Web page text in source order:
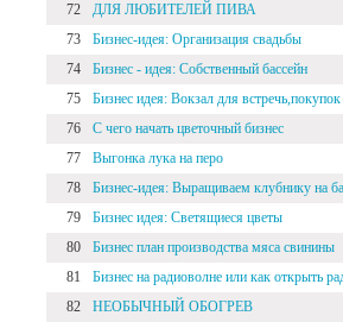
72
ДЛЯ ЛЮБИТЕЛЕЙ ПИВА
73
Бизнес-идея: Организация свадьбы
74
Бизнес - идея: Собственный бассейн
75
Бизнес идея: Вокзал для
76
С чего начать цветочный бизнес
77
Выгонка лука на перо
78
Бизнес-идея: Выращиваем клубнику на
79
Бизнес идея: Cветящиеся цветы
80
Бизнес план производства мяса свинины
81
Бизнес на радиоволне или как открыть
82
НЕОБЫЧНЫЙ ОБОГРЕВ